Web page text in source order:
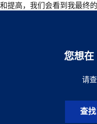
和提高，我们会看到我最终
您想在
请
查